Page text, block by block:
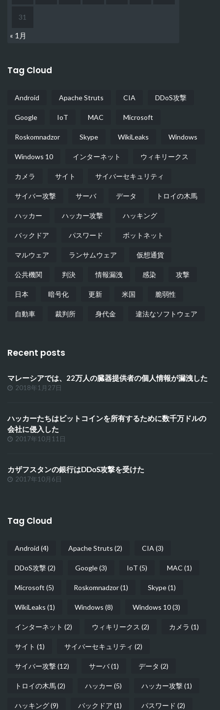
31
« 1月
Tag Cloud
Android Apache Struts CIA DDoS攻撃
Google IoT MAC Microsoft
Roskomnadzor Skype WikiLeaks Windows
Windows 10 インターネット ウィキリークス
カメラ サイト サイバーセキュリティ
サイバー攻撃 サーバ データ トロイの木馬
ハッカー ハッカー攻撃 ハッキング
バックドア パスワード ボットネット
マルウェア ランサムウェア 仮想通貨
公共機関 判決 情報漏洩 感染 攻撃
日本 暗号化 更新 米国 脆弱性
自動車 裁判所 身代金 違法なソフトウェア
Recent posts
マレーシアでは、22万人の臓器提供者の個人情報が漏洩した
2018年1月27日
ハッカーたちはビットコインを所有するために数千万ドルの
会社に侵入した
2017年10月11日
カザフスタンの銀行はDDoS攻撃を受けた
2017年10月6日
Tag Cloud
Android (4) Apache Struts (2) CIA (3)
DDoS攻撃(2) Google(3) IoT (5) MAC (1)
Microsoft (5) Roskomnadzor(1) Skype(1)
WikiLeaks (1) Windows (8) Windows 10(3)
インターネット (2) ウィキリークス (2) カメラ (1)
サイト (1) サイバーセキュリティ (2)
サイバー攻撃(12) サーバ(1) データ (2)
トロイの木馬(2) ハッカー (5) ハッカー攻撃(1)
ハッキング(9) バックドア (1) パスワード (2)